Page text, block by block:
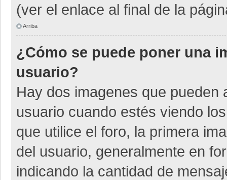
(ver el enlace al final de la
Arriba
¿Cómo se puede poner una
usuario?
Hay dos imagenes que
usuario cuando estés viendo
que utilice el foro, la primera
del usuario, generalmente en
indicando la cantidad de